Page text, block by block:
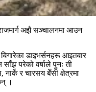
अझै सञ्चालनमा आउन
डाइभर्सनहरू आइतबार
साँझ परेको वर्षाले पुनः ती
नार्के र चारसय बेँसी क्षेत्रमा
।